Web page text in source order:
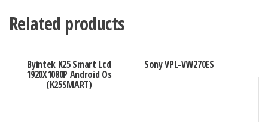
Related products
Byintek K25 Smart Lcd
1920X1080P Android Os
(K25SMART)
Sony VPL-VW270ES